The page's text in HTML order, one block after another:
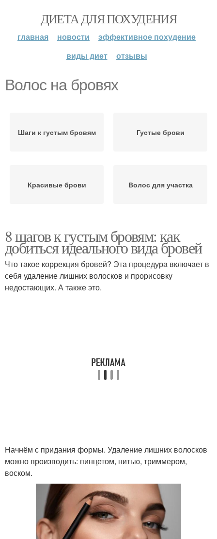
ДИЕТА ДЛЯ ПОХУДЕНИЯ
главная новости
эффективное похудение
виды диет
отзывы
Волос на бровях
Шаги к густым бровям Густые брови
Красивые брови Волос для участка
8 шагов к густым бровям: как
добиться идеального вида бровей
Что такое коррекция бровей? Эта процедура включает в
себя удаление лишних волосков и прорисовку
недостающих. А также это.
Начнём с придания формы. Удаление лишних волосков
можно производить: пинцетом, нитью, триммером,
воском.